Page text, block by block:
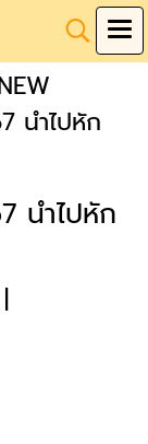
นำไปหัก
นำไปหัก
|